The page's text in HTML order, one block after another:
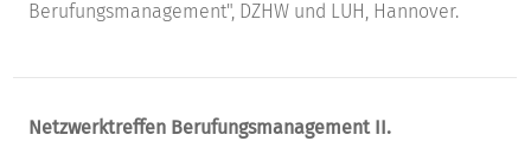
Berufungsmanagement", DZHW und LUH, Hannover.
Netzwerktreffen Berufungsmanagement II.